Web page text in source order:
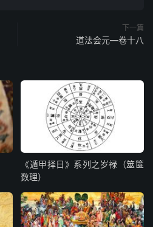
亲柢奉，皆以济度为心，不得临
范。若模不模，范不范，於济
人，非可以声色相通，惟可以心
他亦迷。其幽冥境界，亦随心
冥之境亦成夜府穷乡。我心广
界。我能修持正道，则鬼神感
身心邪妄，而口说正法，徒为鬼
承水火炼度之功哉。
火者，有先火后水者，或以心肾
火，如是之不一者，盖以大道微
下一篇
道法会元—卷十八
《遁甲择日》系列之岁禄（筮箧
数理）